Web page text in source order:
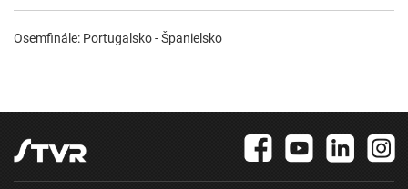
Osemfinále: Portugalsko - Španielsko